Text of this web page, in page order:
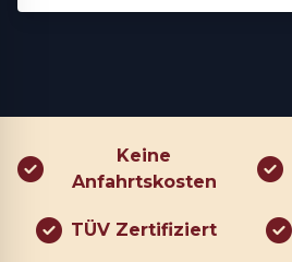
Keine
Anfahrtskosten
TÜV Zertifiziert